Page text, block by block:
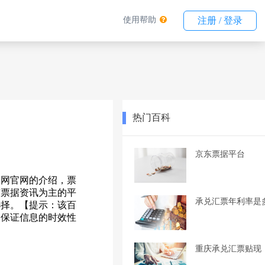
使用帮助 注册 / 登录
官网的介绍，票
据资讯为主的平
。【提示：该百
证信息的时效性
热门百科
京东票据平台
承兑汇票年利率是
重庆承兑汇票贴现